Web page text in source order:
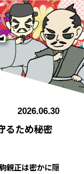
2026.06.30
るため秘密
親正は密かに隠